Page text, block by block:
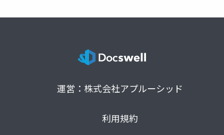
運営：株式会社アプルーシッド
利用規約